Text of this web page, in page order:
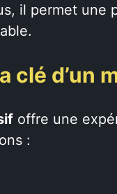
il permet
clé d’un
offre une
: